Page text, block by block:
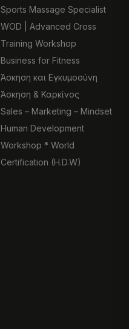
Sports Massage Specialist
WOD | Advanced Cross
Training Workshop
Business for Fitness
Άσκηση και Εγκυμοσύνη
Άσκηση & Καρκίνος
Sales – Marketing – Mindset
Human Development
Workshop * World
Certification (H.D.W)